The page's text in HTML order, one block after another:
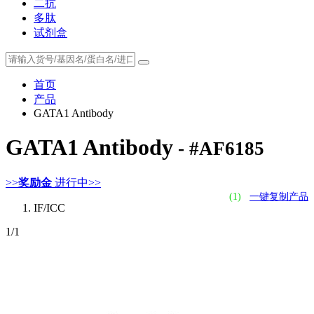
二抗
多肽
试剂盒
首页
产品
GATA1 Antibody
GATA1 Antibody - #AF6185
>>奖励金 进行中>>
(1) 一键复制产品
IF/ICC
1/1